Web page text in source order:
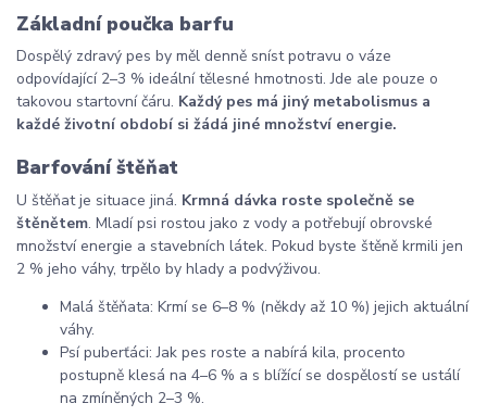
Základní poučka barfu
Dospělý zdravý pes by měl denně sníst potravu o váze
odpovídající 2–3 % ideální tělesné hmotnosti. Jde ale pouze o
takovou startovní čáru. Každý pes má jiný metabolismus a
každé životní období si žádá jiné množství energie.
Barfování štěňat
U štěňat je situace jiná. Krmná dávka roste společně se
štěnětem. Mladí psi rostou jako z vody a potřebují obrovské
množství energie a stavebních látek. Pokud byste štěně krmili jen
2 % jeho váhy, trpělo by hlady a podvýživou.
Malá štěňata: Krmí se 6–8 % (někdy až 10 %) jejich aktuální
váhy.
Psí puberťáci: Jak pes roste a nabírá kila, procento
postupně klesá na 4–6 % a s blížící se dospělostí se ustálí
na zmíněných 2–3 %.